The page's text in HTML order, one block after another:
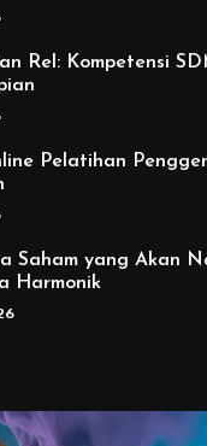
Rel: Kompetensi
Pelatihan
Saham yang Akan
Harmonik